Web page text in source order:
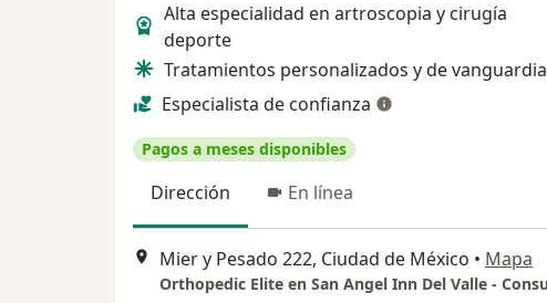
Alta especialidad en artroscopia y cirugía
deporte
Tratamientos personalizados y de vanguardia
Especialista de confianza
Pagos a meses disponibles
Dirección En línea
Mier y Pesado 222, Ciudad de México • Mapa